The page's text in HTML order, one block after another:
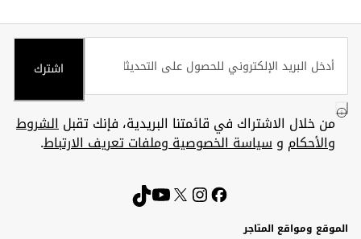
اشترك
من خلال الاشتراك في قائمتنا البريدية، فإنك تقبلالشروط
والأحكام وسياسة الخصوصية وملفات تعريف الارتباط.
الموقع ومواقع المتاجر